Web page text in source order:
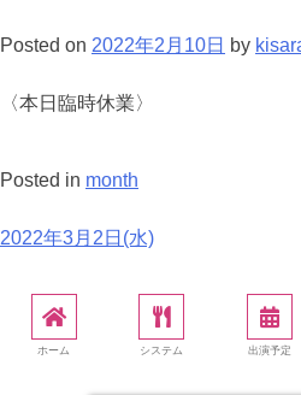
Posted on 2022年2月10日 by
〈本日臨時休業〉
Posted in month
2022年3月2日(水)
ホーム システム 出演予定